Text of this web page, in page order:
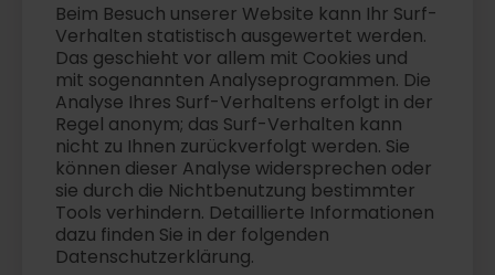
Beim Besuch unserer Website kann Ihr Surf-
Verhalten statistisch ausgewertet werden.
Das geschieht vor allem mit Cookies und
mit sogenannten Analyseprogrammen. Die
Analyse Ihres Surf-Verhaltens erfolgt in der
Regel anonym; das Surf-Verhalten kann
nicht zu Ihnen zurückverfolgt werden. Sie
können dieser Analyse widersprechen oder
sie durch die Nichtbenutzung bestimmter
Tools verhindern. Detaillierte Informationen
dazu finden Sie in der folgenden
Datenschutzerklärung.